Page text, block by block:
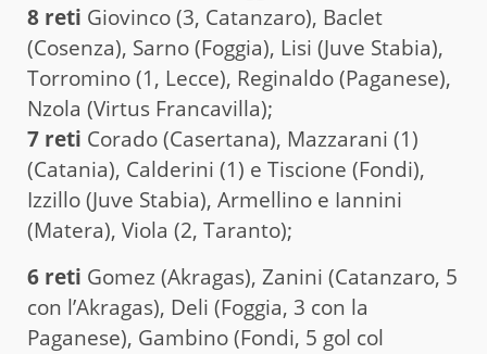
8 reti Giovinco (3, Catanzaro), Baclet
(Cosenza), Sarno (Foggia), Lisi (Juve Stabia),
Torromino (1, Lecce), Reginaldo (Paganese),
Nzola (Virtus Francavilla);
7 reti Corado (Casertana), Mazzarani (1)
(Catania), Calderini (1) e Tiscione (Fondi),
Izzillo (Juve Stabia), Armellino e Iannini
(Matera), Viola (2, Taranto);
6 reti Gomez (Akragas), Zanini (Catanzaro, 5
con l’Akragas), Deli (Foggia, 3 con la
Paganese), Gambino (Fondi, 5 gol col